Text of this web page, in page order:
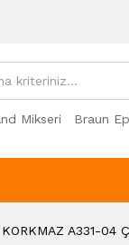
Mikseri
Braun
KORKMAZ A331-04